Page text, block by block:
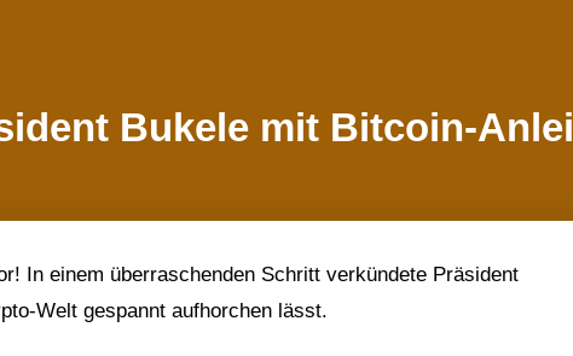
Bukele mit Bitcoin-
In einem überraschenden Schritt verkündete Präsident
Welt gespannt aufhorchen lässt.